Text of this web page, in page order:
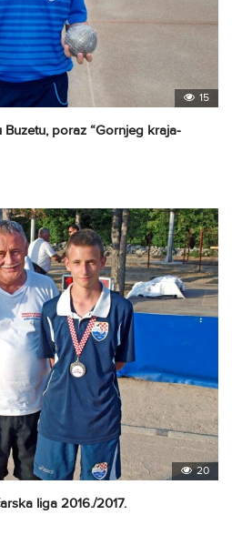
15
poraz “Gornjeg kraja-
20
liga 2016./2017.